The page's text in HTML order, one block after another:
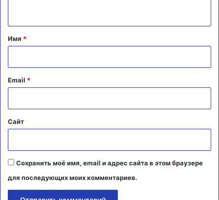
а
й
Имя *
Email *
Сайт
Сохранить моё имя, email и адрес сайта в этом браузере
для последующих моих комментариев.